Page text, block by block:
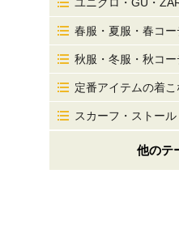
春服・夏服・春コ
秋服・冬服・秋コ
定番アイテムの着
スカーフ・ストー
他のテ